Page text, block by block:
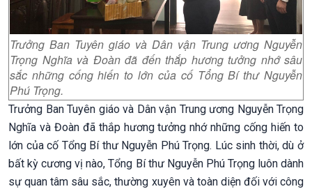
Trưởng Ban Tuyên giáo và Dân vận Trung ương Nguyễn
Trọng Nghĩa và Đoàn đã đến thắp hương tưởng nhớ sâu
sắc những cống hiến to lớn của cố Tổng Bí thư Nguyễn
Phú Trọng.
Trưởng Ban Tuyên giáo và Dân vận Trung ương Nguyễn Trọng
Nghĩa và Đoàn đã thắp hương tưởng nhớ những cống hiến to
lớn của cố Tổng Bí thư Nguyễn Phú Trọng. Lúc sinh thời, dù ở
bất kỳ cương vị nào, Tổng Bí thư Nguyễn Phú Trọng luôn dành
sự quan tâm sâu sắc, thường xuyên và toàn diện đối với công